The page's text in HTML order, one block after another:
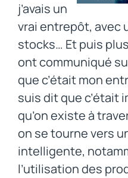
j’avais un
vrai entrepôt, avec
stocks… Et puis
ont communiqué
que c’était mon
suis dit que c’était
qu’on existe à
on se tourne vers
intelligente,
l’utilisation des